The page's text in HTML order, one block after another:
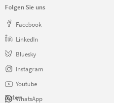
Folgen Sie uns
Facebook
LinkedIn
Bluesky
Instagram
Youtube
WhatsApp
Daten